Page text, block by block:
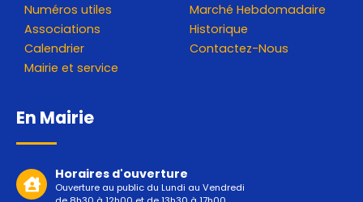
Numéros utiles
Associations
Calendrier
Mairie et service
Marché Hebdomadaire
Historique
Contactez-Nous
En Mairie
Horaires d'ouverture
Ouverture au public du Lundi au Vendredi